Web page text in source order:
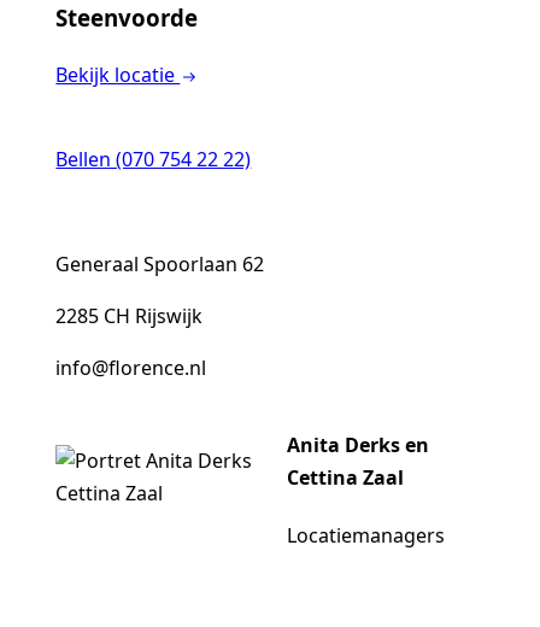
Steenvoorde
Bekijk locatie
Bellen (070 754 22 22)
Generaal Spoorlaan 62
2285 CH Rijswijk
info@florence.nl
Anita Derks en
Cettina Zaal
Locatiemanagers